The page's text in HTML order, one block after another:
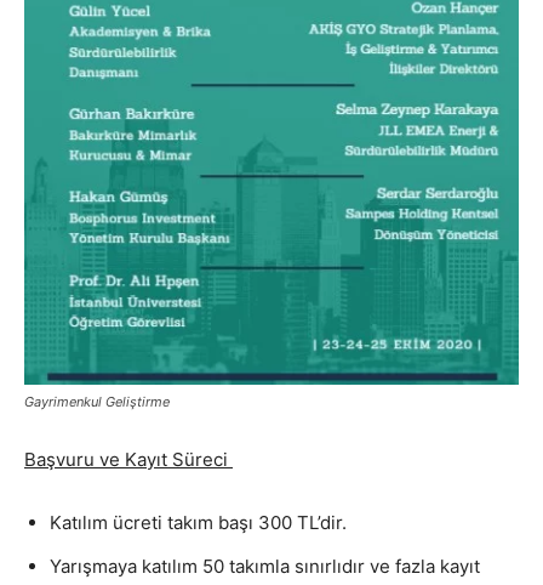
Gayrimenkul Geliştirme
Başvuru ve Kayıt Süreci
Katılım ücreti takım başı 300 TL’dir.
Yarışmaya katılım 50 takımla sınırlıdır ve fazla kayıt